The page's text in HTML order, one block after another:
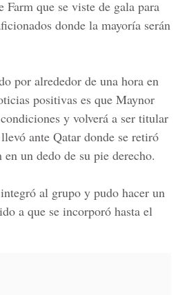
Farm que se viste de gala para
donde la mayoría serán
por alrededor de una hora en
positivas es que Maynor
y volverá a ser titular
ante Qatar donde se retiró
un dedo de su pie derecho.
al grupo y pudo hacer un
a que se incorporó hasta el